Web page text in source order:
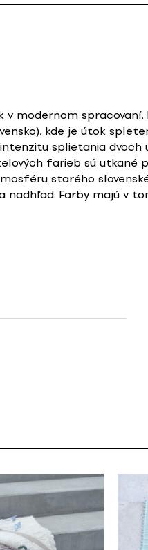
modernom spracovaní.
kde je útok
splietania
farieb sú utkané
starého
Farby majú v